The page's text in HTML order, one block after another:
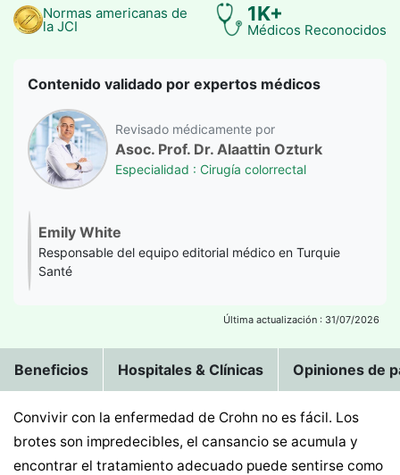
Normas americanas de
la JCI
1K+
Médicos Reconocidos
Contenido validado por expertos médicos
Revisado médicamente por
Asoc. Prof. Dr. Alaattin Ozturk
Especialidad : Cirugía colorrectal
Emily White
Responsable del equipo editorial médico en Turquie
Santé
Última actualización : 31/07/2026
Beneficios Hospitales & Clínicas Opiniones de
Convivir con la enfermedad de Crohn no es fácil. Los
brotes son impredecibles, el cansancio se acumula y
encontrar el tratamiento adecuado puede sentirse como